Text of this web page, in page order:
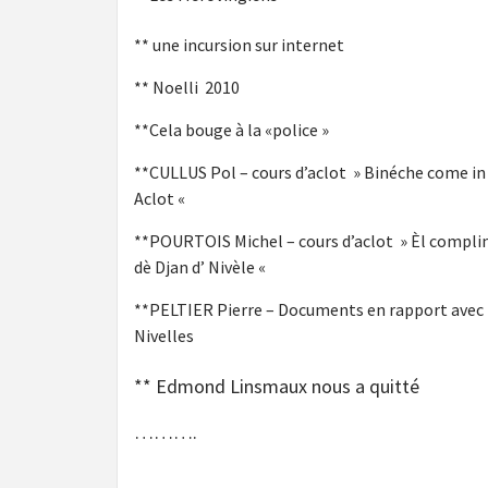
** une incursion sur internet
** Noelli 2010
**Cela bouge à la «police »
**CULLUS Pol – cours d’aclot » Binéche come in
Aclot «
**POURTOIS Michel – cours d’aclot » Èl
dè Djan d’ Nivèle «
**PELTIER Pierre – Documents en rapport avec
Nivelles
** Edmond Linsmaux nous a quitté
……….